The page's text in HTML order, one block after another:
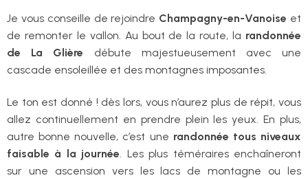
Je vous conseille de rejoindre Champagny-en-Vanoise et
de remonter le vallon. Au bout de la route, la randonnée
de La Glière débute majestueusement avec une
cascade ensoleillée et des montagnes imposantes.
Le ton est donné ! dès lors, vous n’aurez plus de répit, vous
allez continuellement en prendre plein les yeux. En plus,
autre bonne nouvelle, c’est une randonnée tous niveaux
faisable à la journée. Les plus téméraires enchaîneront
sur une ascension vers les lacs de montagne ou les